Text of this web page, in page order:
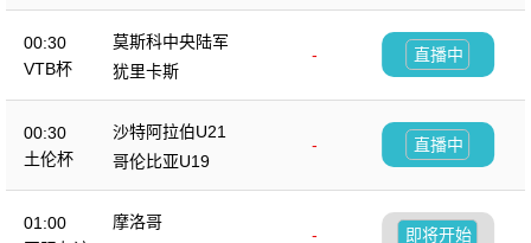
00:30
VTB杯
莫斯科中央陆军
-
犹里卡斯
直播中
00:30
土伦杯
沙特阿拉伯U21
-
哥伦比亚U19
直播中
01:00
摩洛哥
-
即将开始